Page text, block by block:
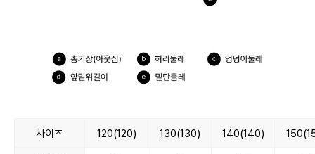
사이즈 120(120) 130(130) 140(140)